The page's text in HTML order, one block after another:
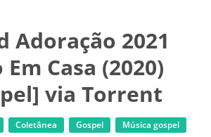
Adoração 2021
Casa (2020)
via Torrent
Coletânea Gospel
Música gospel